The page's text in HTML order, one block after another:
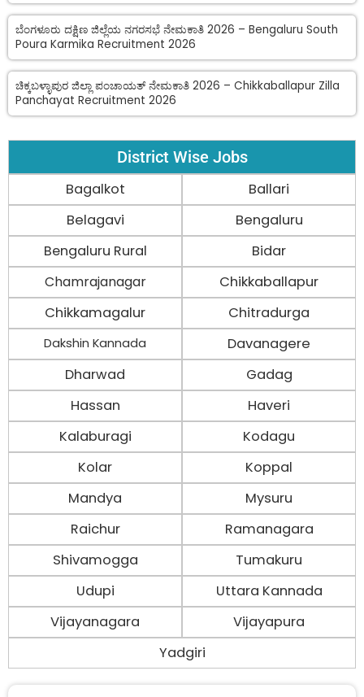
ಬೆಂಗಳೂರು ದಕ್ಷಿಣ ಜಿಲ್ಲೆಯ ನಗರಸಭೆ ನೇಮಕಾತಿ 2026 – Bengaluru South
Poura Karmika Recruitment 2026
ಚಿಕ್ಕಬಳ್ಳಾಪುರ ಜಿಲ್ಲಾ ಪಂಚಾಯತ್ ನೇಮಕಾತಿ 2026 – Chikkaballapur Zilla
Panchayat Recruitment 2026
District Wise Jobs
Bagalkot
Ballari
Belagavi
Bengaluru
Bengaluru Rural
Bidar
Chamrajanagar
Chikkaballapur
Chikkamagalur
Chitradurga
Dakshin Kannada
Davanagere
Dharwad
Gadag
Hassan
Haveri
Kalaburagi
Kodagu
Kolar
Koppal
Mandya
Mysuru
Raichur
Ramanagara
Shivamogga
Tumakuru
Udupi
Uttara Kannada
Vijayanagara
Vijayapura
Yadgiri